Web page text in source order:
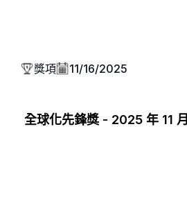
獎項 11/16/2025
全球化先鋒獎 - 2025 年 11 月